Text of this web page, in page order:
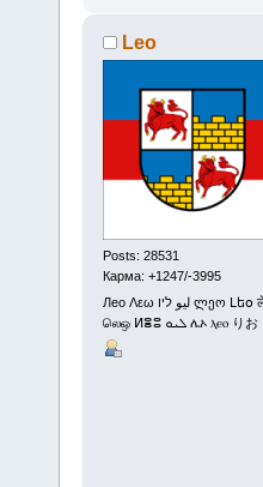
Leo
Posts: 28531
Карма: +1247/-3995
Лео Λεω ليو ליו ლეო Լեօ लेओ
லெஒ ⵍⴻⵓ ܠܝܘ ሌኦ ⲗⲉⲟ りお